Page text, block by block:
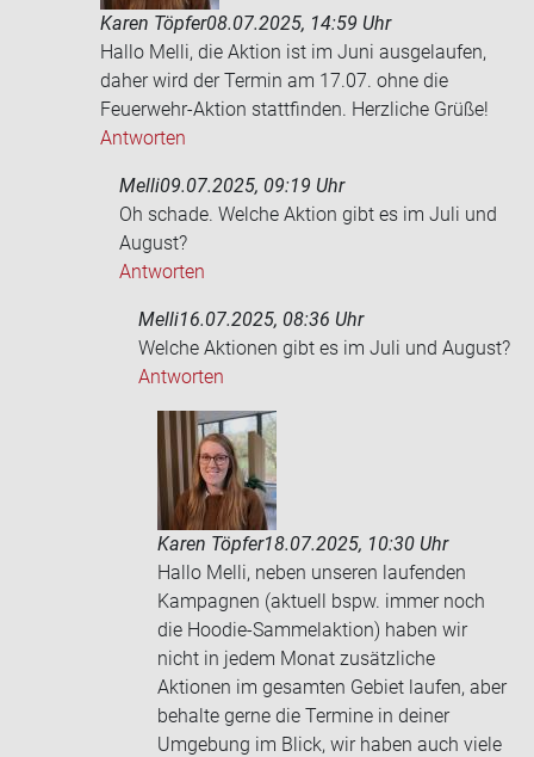
Karen Töpfer08.07.2025, 14:59 Uhr
Hallo Melli, die Aktion ist im Juni ausgelaufen,
daher wird der Termin am 17.07. ohne die
Feuerwehr-Aktion stattfinden. Herzliche Grüße!
Antworten
Melli09.07.2025, 09:19 Uhr
Oh scha­de. Wel­che Ak­ti­on gibt es im Juli und
Au­gust?
Antworten
Melli16.07.2025, 08:36 Uhr
Wel­che Ak­tio­nen gibt es im Juli und Au­gust?
Antworten
Karen Töpfer18.07.2025, 10:30 Uhr
Hallo Melli, neben unseren laufenden
Kampagnen (aktuell bspw. immer noch
die Hoodie-Sammelaktion) haben wir
nicht in jedem Monat zusätzliche
Aktionen im gesamten Gebiet laufen, aber
behalte gerne die Termine in deiner
Umgebung im Blick, wir haben auch viele